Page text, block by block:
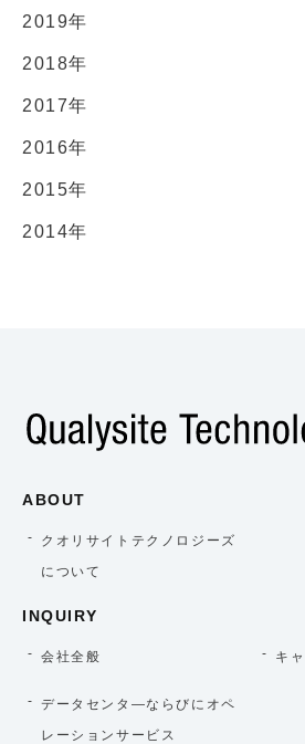
2019年
2018年
2017年
2016年
2015年
2014年
ABOUT
クオリサイトテクノロジーズ
について
INQUIRY
会社全般 キ
データセンタ―ならびにオペ
レーションサービス